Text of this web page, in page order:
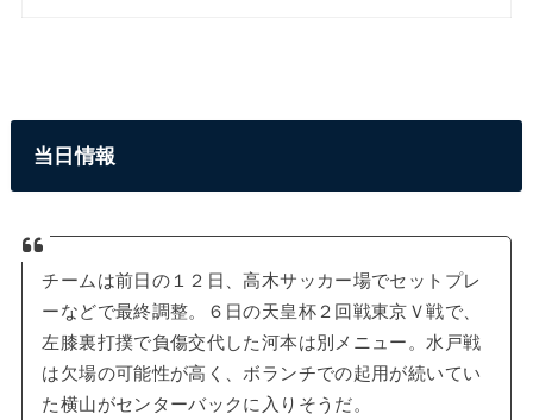
当日情報
チームは前日の１２日、高木サッカー場でセットプレ
ーなどで最終調整。６日の天皇杯２回戦東京Ｖ戦で、
左膝裏打撲で負傷交代した河本は別メニュー。水戸戦
は欠場の可能性が高く、ボランチでの起用が続いてい
た横山がセンターバックに入りそうだ。